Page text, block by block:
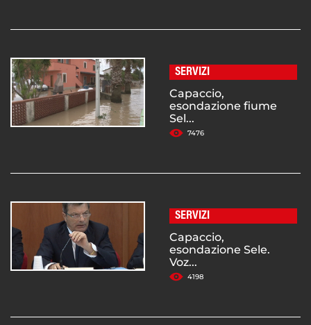
SERVIZI
Capaccio,
esondazione fiume
Sel...
7476
SERVIZI
Capaccio,
esondazione Sele.
Voz...
4198